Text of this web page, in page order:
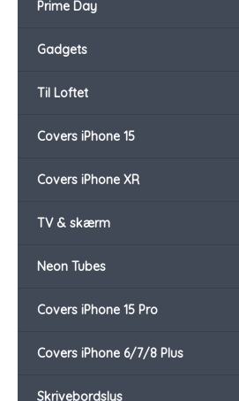
Prime Day
Gadgets
Til Loftet
Covers iPhone 15
Covers iPhone XR
TV & skærm
Neon Tubes
Covers iPhone 15 Pro
Covers iPhone 6/7/8 Plus
Skrivebordslys